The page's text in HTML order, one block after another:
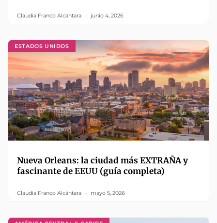
Claudia Franco Alcántara junio 4, 2026
ESTADOS UNIDOS
Nueva Orleans: la ciudad más EXTRAÑA y
fascinante de EEUU (guía completa)
Claudia Franco Alcántara mayo 5, 2026